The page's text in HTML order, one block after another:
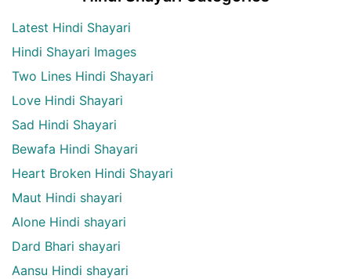
Latest Hindi Shayari
Hindi Shayari Images
Two Lines Hindi Shayari
Love Hindi Shayari
Sad Hindi Shayari
Bewafa Hindi Shayari
Heart Broken Hindi Shayari
Maut Hindi shayari
Alone Hindi shayari
Dard Bhari shayari
Aansu Hindi shayari